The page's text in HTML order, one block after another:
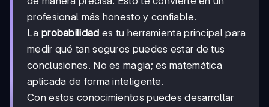
profesional más honesto y confiable.
La probabilidad es tu herramienta principal para
medir qué tan seguros puedes estar de tus
conclusiones. No es magia; es matemática
aplicada de forma inteligente.
Con estos conocimientos puedes desarrollar